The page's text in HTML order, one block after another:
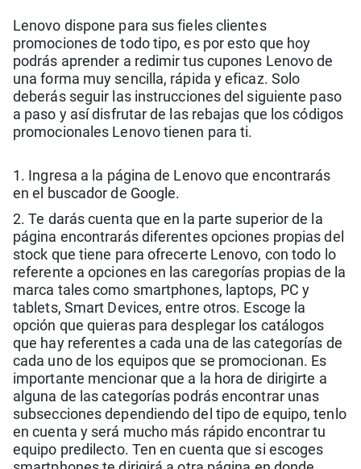
Lenovo dispone para sus fieles clientes
promociones de todo tipo, es por esto que hoy
podrás aprender a redimir tus cupones Lenovo de
una forma muy sencilla, rápida y eficaz. Solo
deberás seguir las instrucciones del siguiente paso
a paso y así disfrutar de las rebajas que los códigos
promocionales Lenovo tienen para ti.
1. Ingresa a la página de Lenovo que encontrarás
en el buscador de Google.
2. Te darás cuenta que en la parte superior de la
página encontrarás diferentes opciones propias del
stock que tiene para ofrecerte Lenovo, con todo lo
referente a opciones en las caregorías propias de la
marca tales como smartphones, laptops, PC y
tablets, Smart Devices, entre otros. Escoge la
opción que quieras para desplegar los catálogos
que hay referentes a cada una de las categorías de
cada uno de los equipos que se promocionan. Es
importante mencionar que a la hora de dirigirte a
alguna de las categorías podrás encontrar unas
subsecciones dependiendo del tipo de equipo, tenlo
en cuenta y será mucho más rápido encontrar tu
equipo predilecto. Ten en cuenta que si escoges